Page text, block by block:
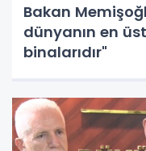
Bakan
dünyanın en
binalarıdır"